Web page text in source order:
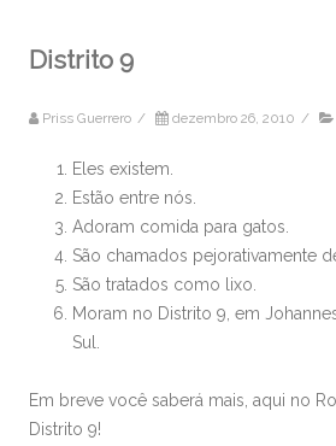
Distrito 9
Priss Guerrero / dezembro 26, 2010 /
Eles existem.
Estão entre nós.
Adoram comida para gatos.
São chamados pejorativamente
São tratados como lixo.
Moram no Distrito 9, em
Sul.
Em breve você saberá mais, aqui no
Distrito 9!